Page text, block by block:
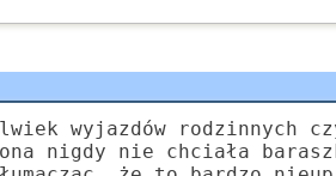
wyjazdów rodzinnych
nigdy nie chciała